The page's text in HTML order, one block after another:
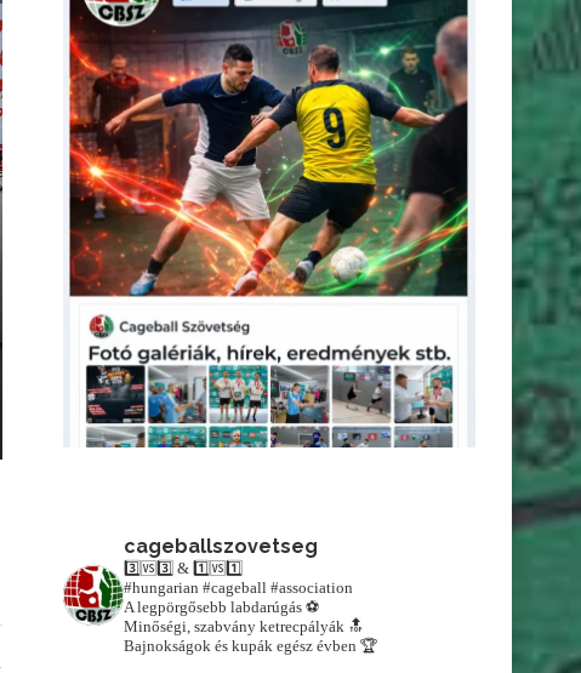
cageballszovetseg
3️⃣🆚3️⃣ & 1️⃣🆚1️⃣
#hungarian #cageball #association
A legpörgősebb labdarúgás ⚽️
Minőségi, szabvány ketrecpályák 🔝
Bajnokságok és kupák egész évben 🏆